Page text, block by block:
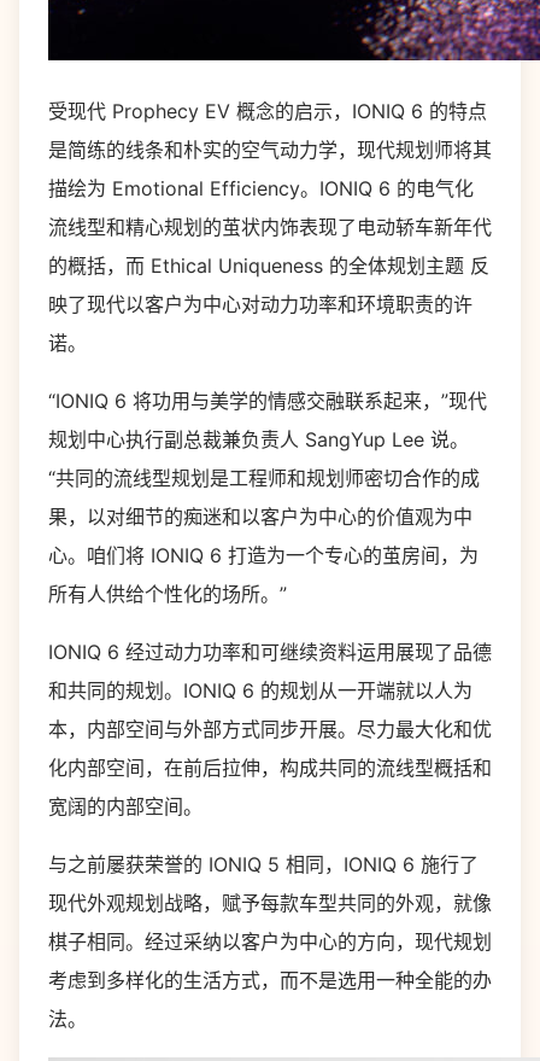
受现代 Prophecy EV 概念的启示，IONIQ 6 的特点
是简练的线条和朴实的空气动力学，现代规划师将其
描绘为 Emotional Efficiency。IONIQ 6 的电气化
流线型和精心规划的茧状内饰表现了电动轿车新年代
的概括，而 Ethical Uniqueness 的全体规划主题 反
映了现代以客户为中心对动力功率和环境职责的许
诺。
“IONIQ 6 将功用与美学的情感交融联系起来，”现代
规划中心执行副总裁兼负责人 SangYup Lee 说。
“共同的流线型规划是工程师和规划师密切合作的成
果，以对细节的痴迷和以客户为中心的价值观为中
心。咱们将 IONIQ 6 打造为一个专心的茧房间，为
所有人供给个性化的场所。”
IONIQ 6 经过动力功率和可继续资料运用展现了品德
和共同的规划。IONIQ 6 的规划从一开端就以人为
本，内部空间与外部方式同步开展。尽力最大化和优
化内部空间，在前后拉伸，构成共同的流线型概括和
宽阔的内部空间。
与之前屡获荣誉的 IONIQ 5 相同，IONIQ 6 施行了
现代外观规划战略，赋予每款车型共同的外观，就像
棋子相同。经过采纳以客户为中心的方向，现代规划
考虑到多样化的生活方式，而不是选用一种全能的办
法。